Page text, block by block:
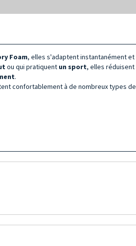
Foam, elles s'adaptent instantanément
ou qui pratiquent un sport, elles réduisent
.
confortablement à de nombreux types